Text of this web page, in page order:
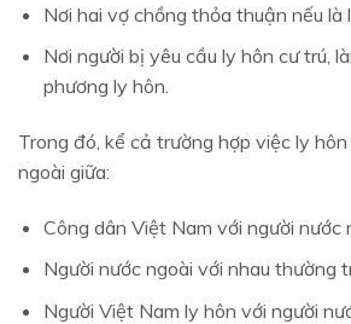
Nơi hai vợ chồng thỏa thuận nếu là
Nơi người bị yêu cầu ly hôn cư trú,
phương ly hôn.
Trong đó, kể cả trường hợp việc ly
ngoài giữa:
Công dân Việt Nam với người nước
Người nước ngoài với nhau thường
Người Việt Nam ly hôn với người